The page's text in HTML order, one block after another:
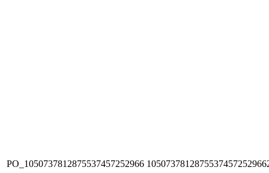
PO_1050737812875537457252966